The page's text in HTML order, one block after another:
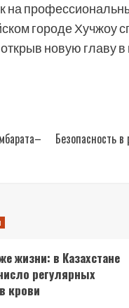
на
городе Хучжоу
новую главу
Безопасность
жизни: в Казахстане
регулярных
крови